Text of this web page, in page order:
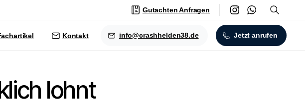
Gutachten Anfragen
Kontakt info@crashhelden38.de Jetzt anrufen
lohnt